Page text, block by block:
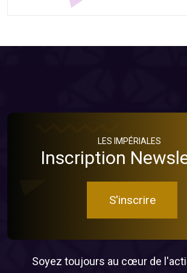
LES IMPÉRIALES
Inscription
S'inscrire
Soyez toujours au cœur de